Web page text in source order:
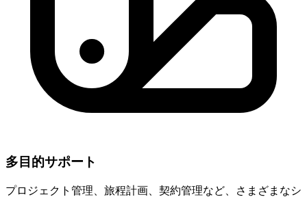
多目的サポート
プロジェクト管理、旅程計画、契約管理など、さまざまなシ